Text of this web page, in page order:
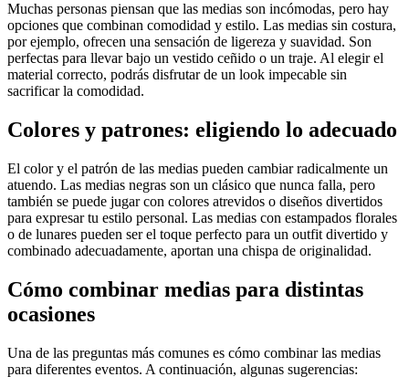
Muchas personas piensan que las medias son incómodas, pero hay
opciones que combinan comodidad y estilo. Las medias sin costura,
por ejemplo, ofrecen una sensación de ligereza y suavidad. Son
perfectas para llevar bajo un vestido ceñido o un traje. Al elegir el
material correcto, podrás disfrutar de un look impecable sin
sacrificar la comodidad.
Colores y patrones: eligiendo lo adecuado
El color y el patrón de las medias pueden cambiar radicalmente un
atuendo. Las medias negras son un clásico que nunca falla, pero
también se puede jugar con colores atrevidos o diseños divertidos
para expresar tu estilo personal. Las medias con estampados florales
o de lunares pueden ser el toque perfecto para un outfit divertido y
combinado adecuadamente, aportan una chispa de originalidad.
Cómo combinar medias para distintas
ocasiones
Una de las preguntas más comunes es cómo combinar las medias
para diferentes eventos. A continuación, algunas sugerencias: